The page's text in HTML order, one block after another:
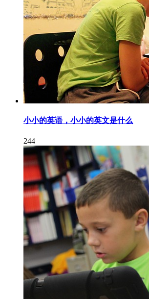
小小的英语，小小的英文是什么
244